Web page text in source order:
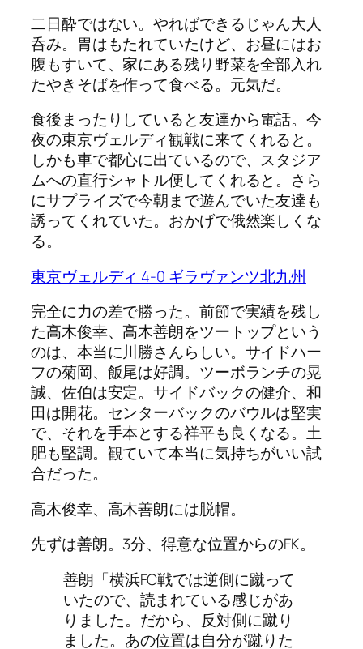
二日酔ではない。やればできるじゃん大人
呑み。胃はもたれていたけど、お昼にはお
腹もすいて、家にある残り野菜を全部入れ
たやきそばを作って食べる。元気だ。
食後まったりしていると友達から電話。今
夜の東京ヴェルディ観戦に来てくれると。
しかも車で都心に出ているので、スタジア
ムへの直行シャトル便してくれると。さら
にサプライズで今朝まで遊んでいた友達も
誘ってくれていた。おかげで俄然楽しくな
る。
東京ヴェルディ 4-0 ギラヴァンツ北九州
完全に力の差で勝った。前節で実績を残し
た高木俊幸、高木善朗をツートップという
のは、本当に川勝さんらしい。サイドハー
フの菊岡、飯尾は好調。ツーボランチの晃
誠、佐伯は安定。サイドバックの健介、和
田は開花。センターバックのバウルは堅実
で、それを手本とする祥平も良くなる。土
肥も堅調。観ていて本当に気持ちがいい試
合だった。
高木俊幸、高木善朗には脱帽。
先ずは善朗。3分、得意な位置からのFK。
善朗「横浜FC戦では逆側に蹴って
いたので、読まれている感じがあ
りました。だから、反対側に蹴り
ました。あの位置は自分が蹴りた